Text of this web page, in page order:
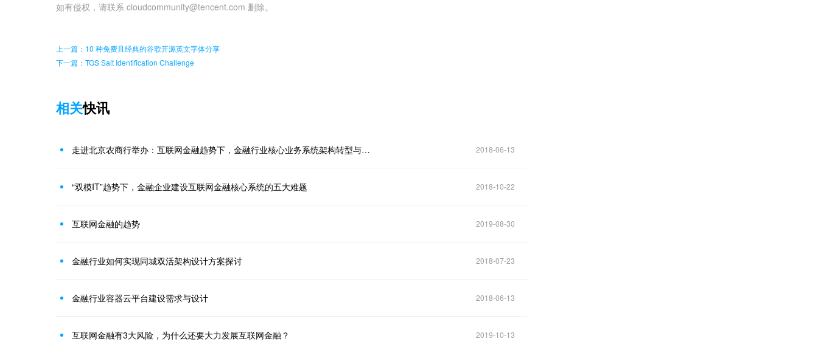
如有侵权，请联系 cloudcommunity@tencent.com 删除。
上一篇：10 种免费且经典的谷歌开源英文字体分享
下一篇：TGS Salt Identification Challenge
相关快讯
走进北京农商行举办：互联网金融趋势下，金融行业核心业务系统架构转型与新核心技术方案线下交流 2018-06-13
“双模IT”趋势下，金融企业建设互联网金融核心系统的五大难题 2018-10-22
互联网金融的趋势 2019-08-30
金融行业如何实现同城双活架构设计方案探讨 2018-07-23
金融行业容器云平台建设需求与设计 2018-06-13
互联网金融有3大风险，为什么还要大力发展互联网金融？ 2019-10-13